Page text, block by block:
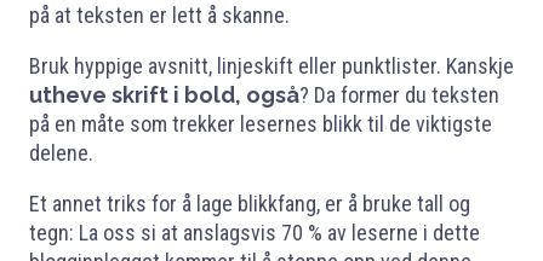
på at teksten er lett å skanne.
Bruk hyppige avsnitt, linjeskift eller punktlister. Kanskje
utheve skrift i bold, også? Da former du teksten
på en måte som trekker lesernes blikk til de viktigste
delene.
Et annet triks for å lage blikkfang, er å bruke tall og
tegn: La oss si at anslagsvis 70 % av leserne i dette